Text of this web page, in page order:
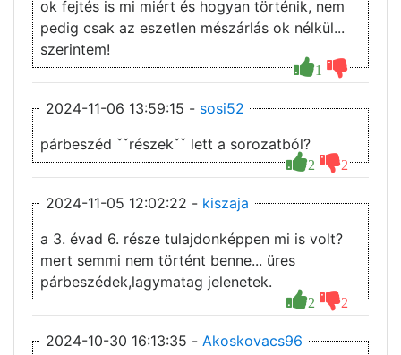
1
ok fejtés is mi miért és hogyan történik, nem
pedig csak az eszetlen mészárlás ok nélkül...
szerintem!
2024-11-06 13:59:15 - sosi52
2 2
párbeszéd ˇˇrészekˇˇ lett a sorozatból?
2024-11-05 12:02:22 - kiszaja
2 2
a 3. évad 6. része tulajdonképpen mi is volt?
mert semmi nem történt benne... üres
párbeszédek,lagymatag jelenetek.
2024-10-30 16:13:35 - Akoskovacs96